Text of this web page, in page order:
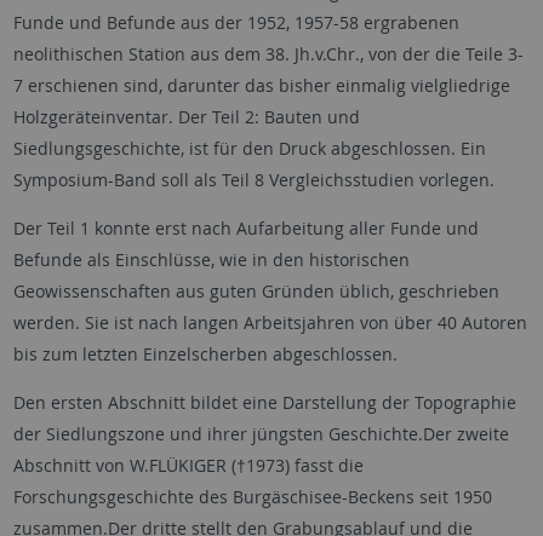
Funde und Befunde aus der 1952, 1957-58 ergrabenen
neolithischen Station aus dem 38. Jh.v.Chr., von der die Teile 3-
7 erschienen sind, darunter das bisher einmalig vielgliedrige
Holzgeräteinventar. Der Teil 2: Bauten und
Siedlungsgeschichte, ist für den Druck abgeschlossen. Ein
Symposium-Band soll als Teil 8 Vergleichsstudien vorlegen.
Der Teil 1 konnte erst nach Aufarbeitung aller Funde und
Befunde als Einschlüsse, wie in den historischen
Geowissenschaften aus guten Gründen üblich, geschrieben
werden. Sie ist nach langen Arbeitsjahren von über 40 Autoren
bis zum letzten Einzelscherben abgeschlossen.
Den ersten Abschnitt bildet eine Darstellung der Topographie
der Siedlungszone und ihrer jüngsten Geschichte.Der zweite
Abschnitt von W.FLÜKIGER (†1973) fasst die
Forschungsgeschichte des Burgäschisee-Beckens seit 1950
zusammen.Der dritte stellt den Grabungsablauf und die